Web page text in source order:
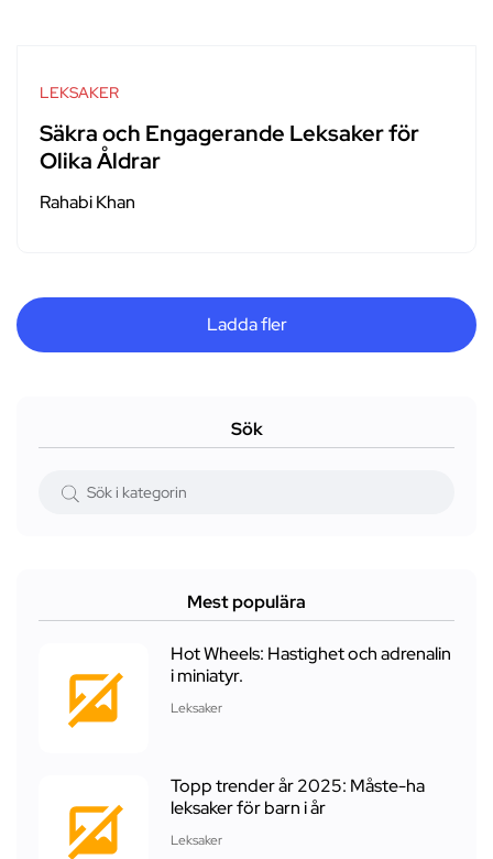
LEKSAKER
Säkra och Engagerande Leksaker för
Olika Åldrar
Rahabi Khan
Ladda fler
Sök
Mest populära
Hot Wheels: Hastighet och adrenalin
i miniatyr.
Leksaker
Topp trender år 2025: Måste-ha
leksaker för barn i år
Leksaker